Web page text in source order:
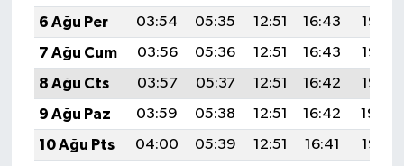
6 Ağu Per
03:54 05:35 12:51 16:43
19:58
7 Ağu Cum
03:56 05:36 12:51 16:43
19:56
8 Ağu Cts
03:57 05:37 12:51 16:42
19:55
9 Ağu Paz
03:59 05:38 12:51 16:42
19:54
10 Ağu Pts
04:00 05:39 12:51 16:41
19:53